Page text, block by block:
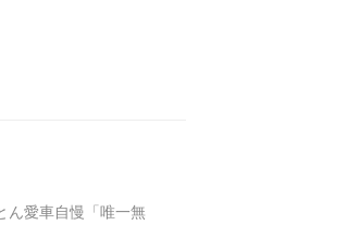
ん愛車自慢「唯一無